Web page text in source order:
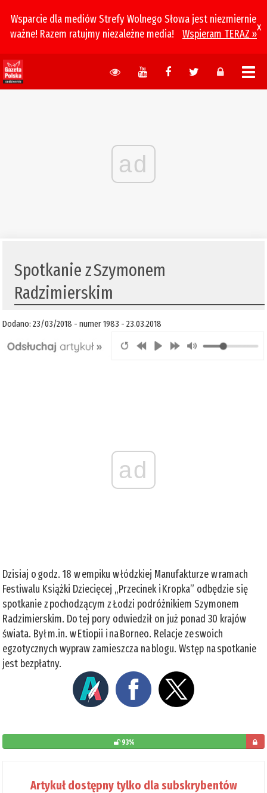
Wsparcie dla mediów Strefy Wolnego Słowa jest niezmiernie
ważne! Razem ratujmy niezależne media!
Wspieram TERAZ »
x
ad
​Spotkanie z Szymonem
Radzimierskim
Dodano: 23/03/2018 - numer 1983 - 23.03.2018
ad
Dzisiaj o godz. 18 w empiku w łódzkiej Manufakturze w ramach
Festiwalu Książki Dziecięcej „Przecinek i Kropka” odbędzie się
spotkanie z pochodzącym z Łodzi podróżnikiem Szymonem
Radzimierskim. Do tej pory odwiedził on już ponad 30 krajów
świata. Był m.in. w Etiopii i na Borneo. Relacje ze swoich
egzotycznych wypraw zamieszcza na blogu. Wstęp na spotkanie
jest bezpłatny.
93%
Artykuł dostępny tylko dla subskrybentów